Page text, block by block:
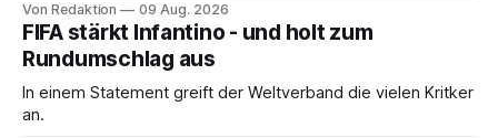
Von Redaktion 09 Aug. 2026
FIFA stärkt Infantino - und holt zum
Rundumschlag aus
In einem Statement greift der Weltverband die vielen Kritker
an.